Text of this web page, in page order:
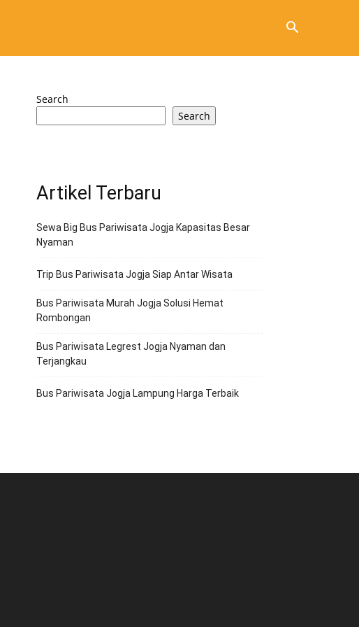
Search
Search
Artikel Terbaru
Sewa Big Bus Pariwisata Jogja Kapasitas Besar
Nyaman
Trip Bus Pariwisata Jogja Siap Antar Wisata
Bus Pariwisata Murah Jogja Solusi Hemat
Rombongan
Bus Pariwisata Legrest Jogja Nyaman dan
Terjangkau
Bus Pariwisata Jogja Lampung Harga Terbaik